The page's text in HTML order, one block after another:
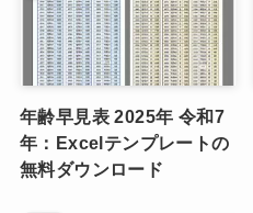
年齢早見表 2025年 令和7
年：Excelテンプレートの
無料ダウンロード